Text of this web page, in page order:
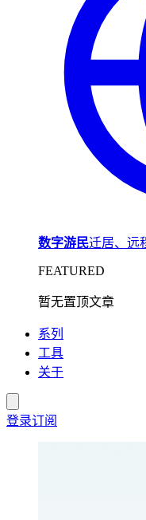
数字游民迁居、远
FEATURED
暂无置顶文章
系列
工具
关于
登录订阅